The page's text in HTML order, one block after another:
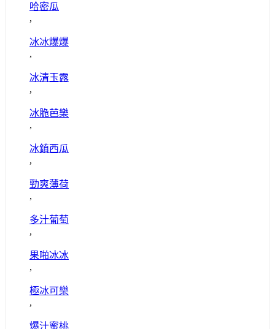
哈密瓜
,
冰冰爆爆
,
冰清玉露
,
冰脆芭樂
,
冰鎮西瓜
,
勁爽薄荷
,
多汁葡萄
,
果啪冰冰
,
極冰可樂
,
爆汁蜜桃